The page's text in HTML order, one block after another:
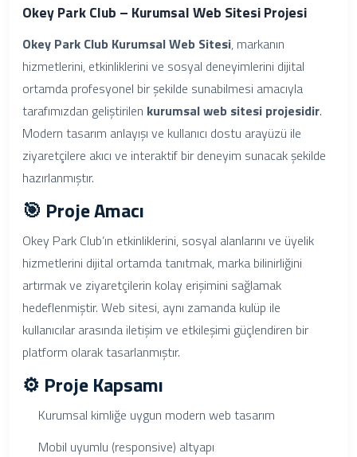
Okey Park Club – Kurumsal Web Sitesi Projesi
Okey Park Club Kurumsal Web Sitesi, markanın
hizmetlerini, etkinliklerini ve sosyal deneyimlerini dijital
ortamda profesyonel bir şekilde sunabilmesi amacıyla
tarafımızdan geliştirilen kurumsal web sitesi projesidir.
Modern tasarım anlayışı ve kullanıcı dostu arayüzü ile
ziyaretçilere akıcı ve interaktif bir deneyim sunacak şekilde
hazırlanmıştır.
🎯 Proje Amacı
Okey Park Club’ın etkinliklerini, sosyal alanlarını ve üyelik
hizmetlerini dijital ortamda tanıtmak, marka bilinirliğini
artırmak ve ziyaretçilerin kolay erişimini sağlamak
hedeflenmiştir. Web sitesi, aynı zamanda kulüp ile
kullanıcılar arasında iletişim ve etkileşimi güçlendiren bir
platform olarak tasarlanmıştır.
⚙️ Proje Kapsamı
Kurumsal kimliğe uygun modern web tasarım
Mobil uyumlu (responsive) altyapı